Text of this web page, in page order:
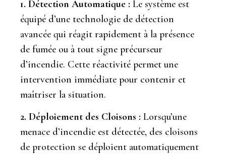
1. Détection Automatique : Le système est
équipé d’une technologie de détection
avancée qui réagit rapidement à la présence
de fumée ou à tout signe précurseur
d’incendie. Cette réactivité permet une
intervention immédiate pour contenir et
maîtriser la situation.
2. Déploiement des Cloisons : Lorsqu’une
menace d’incendie est détectée, des cloisons
de protection se déploient automatiquement